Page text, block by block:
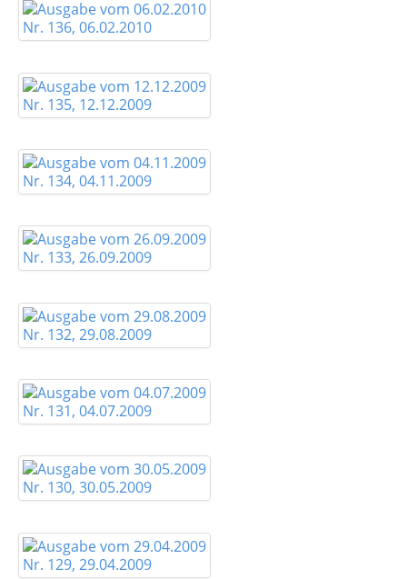
Nr. 136, 06.02.2010
Nr. 135, 12.12.2009
Nr. 134, 04.11.2009
Nr. 133, 26.09.2009
Nr. 132, 29.08.2009
Nr. 131, 04.07.2009
Nr. 130, 30.05.2009
Nr. 129, 29.04.2009